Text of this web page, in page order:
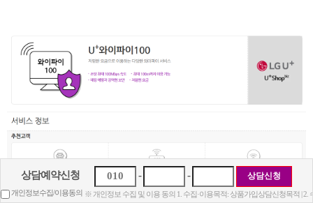
상담예약신청 - -
개인정보수집/이용동의 ※ 개인정보 수집 및 이용 동의 1. 수집·이용목적: 상품가입상담신청목적 |